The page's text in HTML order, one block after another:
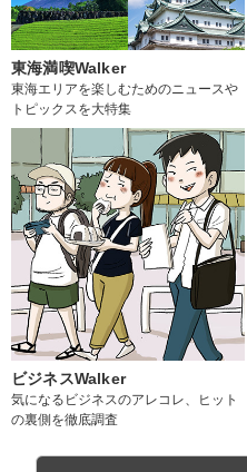
東海満喫Walker
東海エリアを楽しむためのニュースや
トピックスを大特集
ビジネスWalker
気になるビジネスのアレコレ、ヒット
の裏側を徹底調査